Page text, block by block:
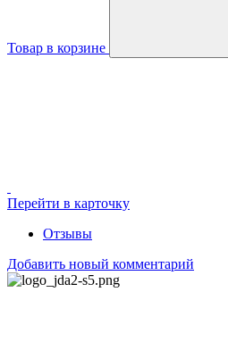
Товар в корзине
Перейти в карточку
Отзывы
Добавить новый комментарий